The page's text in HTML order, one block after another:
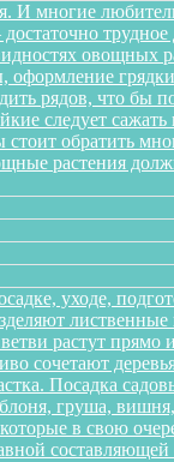
И многие
трудное
овощных
рядов, что бы
следует
обратить
растения
уходе,
растут прямо
сочетают
Посадка
груша, вишня,
в свою